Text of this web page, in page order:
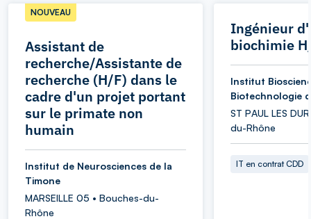
Assistant de
recherche/Assistante de
recherche (H/F) dans le
cadre d'un projet portant
sur le primate non
humain
NOUVEAU
Institut de Neurosciences de la
Timone
MARSEILLE 05 • Bouches-du-
Rhône
Ingénieur
biochimie
Institut
Biotechnologie
ST PAUL LES
du-Rhône
IT en contrat CDD